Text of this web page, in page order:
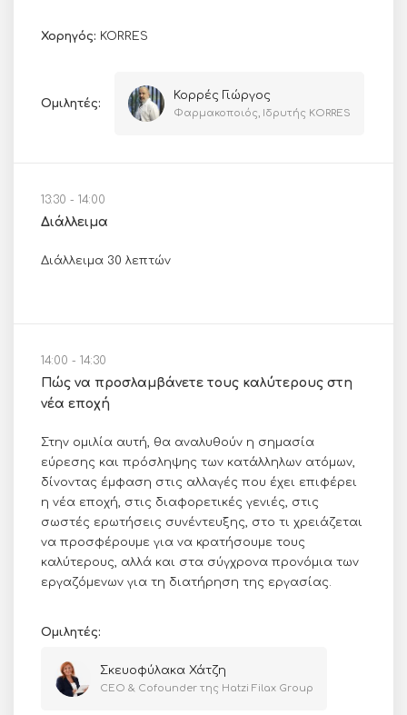
Χορηγός: KORRES
Ομιλητές:
Κορρές Γιώργος
Φαρμακοποιός, Ιδρυτής KORRES
13:30 - 14:00
Διάλλειμα
Διάλλειμα 30 λεπτών
14:00 - 14:30
Πώς να προσλαμβάνετε τους καλύτερους στη
νέα εποχή
Στην ομιλία αυτή, θα αναλυθούν η σημασία
εύρεσης και πρόσληψης των κατάλληλων ατόμων,
δίνοντας έμφαση στις αλλαγές που έχει επιφέρει
η νέα εποχή, στις διαφορετικές γενιές, στις
σωστές ερωτήσεις συνέντευξης, στο τι χρειάζεται
να προσφέρουμε για να κρατήσουμε τους
καλύτερους, αλλά και στα σύγχρονα προνόμια των
εργαζόμενων για τη διατήρηση της εργασίας.
Ομιλητές:
Σκευοφύλακα Χάτζη
CEO & Cofounder της Hatzi Filax Group